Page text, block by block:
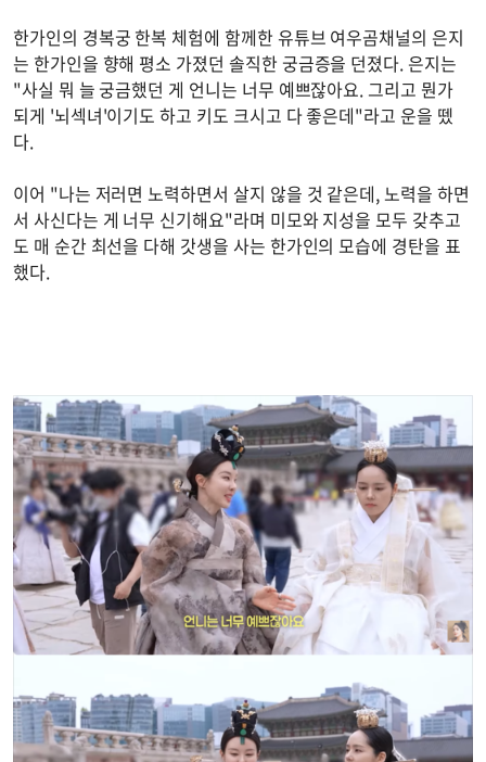
한가인의 경복궁 한복 체험에 함께한 유튜브 여우곰채널의 은지
는 한가인을 향해 평소 가졌던 솔직한 궁금증을 던졌다. 은지는
"사실 뭐 늘 궁금했던 게 언니는 너무 예쁘잖아요. 그리고 뭔가
되게 '뇌섹녀'이기도 하고 키도 크시고 다 좋은데"라고 운을 뗐
다.
이어 "나는 저러면 노력하면서 살지 않을 것 같은데, 노력을 하면
서 사신다는 게 너무 신기해요"라며 미모와 지성을 모두 갖추고
도 매 순간 최선을 다해 갓생을 사는 한가인의 모습에 경탄을 표
했다.